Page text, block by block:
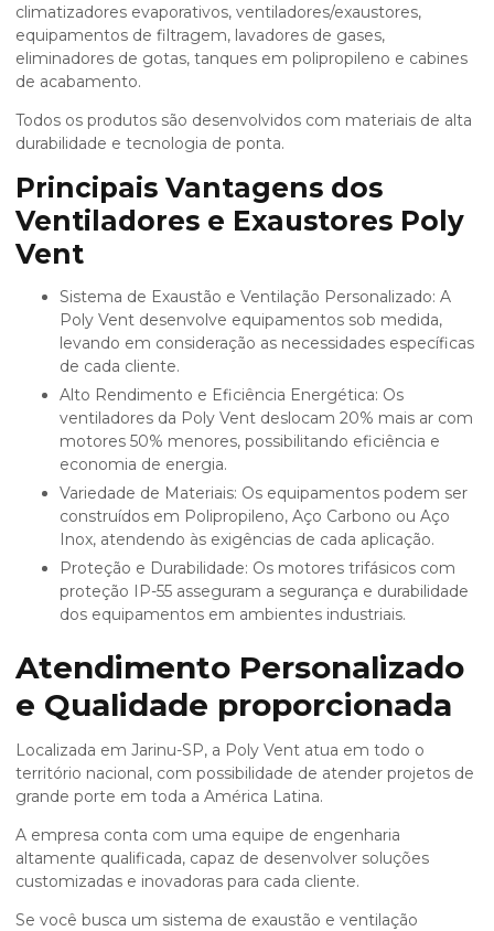
climatizadores evaporativos, ventiladores/exaustores,
equipamentos de filtragem, lavadores de gases,
eliminadores de gotas, tanques em polipropileno e cabines
de acabamento.
Todos os produtos são desenvolvidos com materiais de alta
durabilidade e tecnologia de ponta.
Principais Vantagens dos
Ventiladores e Exaustores Poly
Vent
Sistema de Exaustão e Ventilação Personalizado: A
Poly Vent desenvolve equipamentos sob medida,
levando em consideração as necessidades específicas
de cada cliente.
Alto Rendimento e Eficiência Energética: Os
ventiladores da Poly Vent deslocam 20% mais ar com
motores 50% menores, possibilitando eficiência e
economia de energia.
Variedade de Materiais: Os equipamentos podem ser
construídos em Polipropileno, Aço Carbono ou Aço
Inox, atendendo às exigências de cada aplicação.
Proteção e Durabilidade: Os motores trifásicos com
proteção IP-55 asseguram a segurança e durabilidade
dos equipamentos em ambientes industriais.
Atendimento Personalizado
e Qualidade proporcionada
Localizada em Jarinu-SP, a Poly Vent atua em todo o
território nacional, com possibilidade de atender projetos de
grande porte em toda a América Latina.
A empresa conta com uma equipe de engenharia
altamente qualificada, capaz de desenvolver soluções
customizadas e inovadoras para cada cliente.
Se você busca um sistema de exaustão e ventilação